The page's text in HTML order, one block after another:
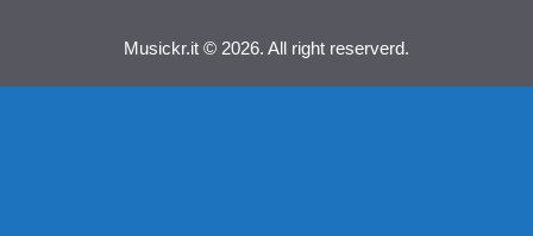
Musickr.it © 2026. All right reserverd.